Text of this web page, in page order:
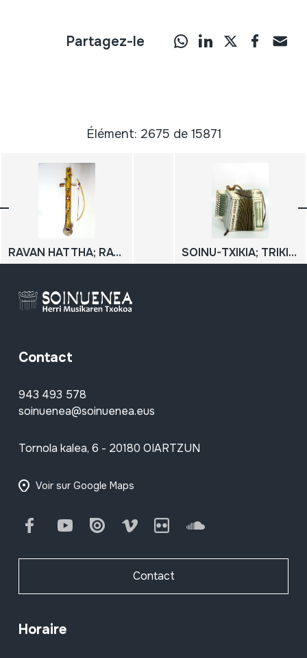
Partagez-le
Élément: 2675 de 15871
RAVAN HATTHA; RAVANHATTHA SOINU-TXIKIA; TRIKITIXA
Contact
943 493 578
soinuenea@soinuenea.eus
Tornola kalea, 6 - 20180 OIARTZUN
Voir sur Google Maps
FacebookYoutube Issuu Vimeo Flickr SoundCloud
Contact
Horaire